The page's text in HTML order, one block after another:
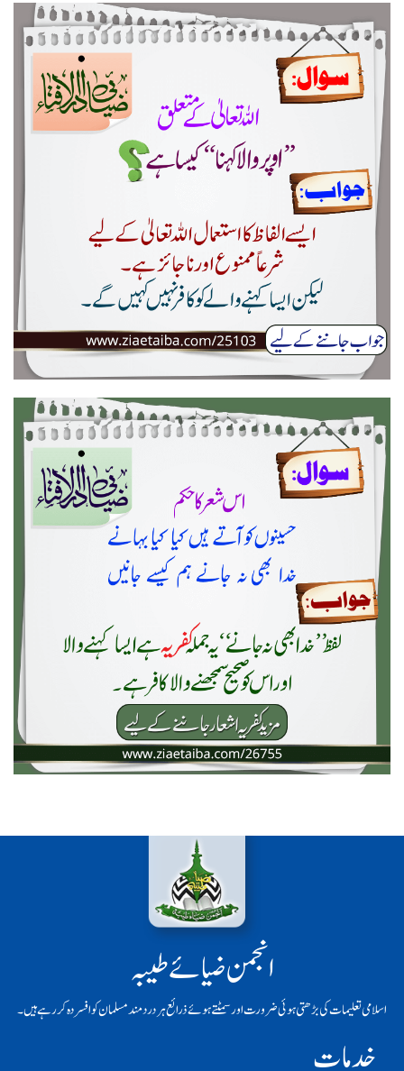
انجمن ضیائے طیبہ
اسلامی تعلیمات کی بڑھتی ہوئی ضرورت اور سمٹتے ہوئے ذرائع ہر دردمند مسلمان کو افسردہ کر رہے ہیں۔
خدمات